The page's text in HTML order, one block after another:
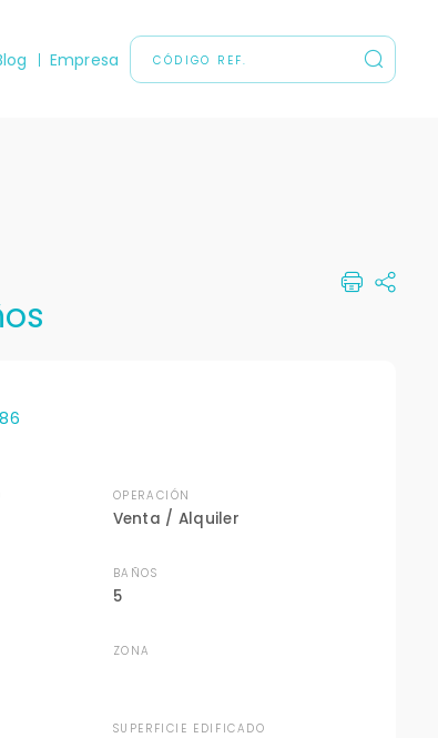
Empresa
OPERACIÓN
Venta / Alquiler
BAÑOS
5
ZONA
SUPERFICIE EDIFICADO